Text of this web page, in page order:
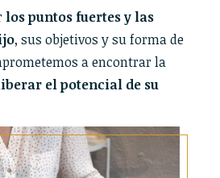
los puntos fuertes y las
, sus objetivos y su forma de
a encontrar la
el potencial de su